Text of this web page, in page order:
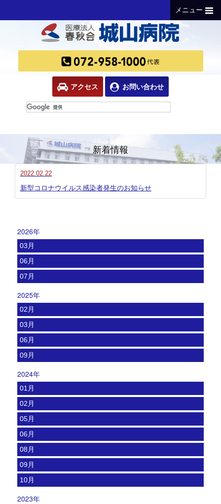
アクセス お問い合わせ
メニュー
新着情報
2022.02.22
新型コロナウイルス感染者発生のお知らせ
2026年
03月
06月
07月
2025年
02月
03月
06月
09月
2024年
01月
02月
05月
06月
08月
09月
10月
2023年